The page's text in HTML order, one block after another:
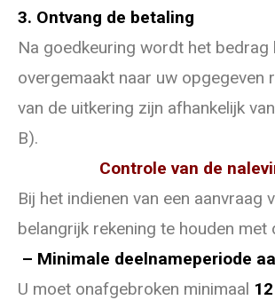
3. Ontvang de betaling
Na goedkeuring wordt het
overgemaakt naar uw opgegeven
van de uitkering zijn afhankelijk
B).
Controle van de
Bij het indienen van een
belangrijk rekening te houden met
– Minimale deelnameperiode
U moet onafgebroken minimaal